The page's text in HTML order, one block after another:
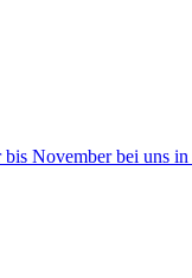
November bei uns